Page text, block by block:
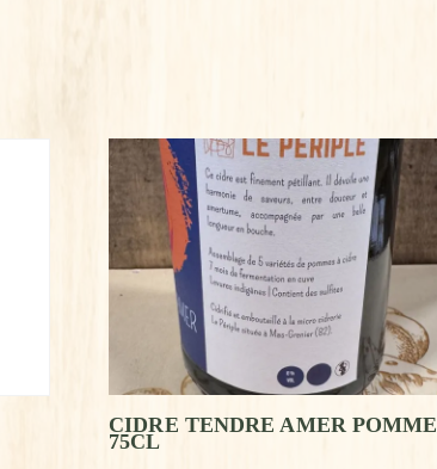
CIDRE TENDRE AMER POMME
75CL